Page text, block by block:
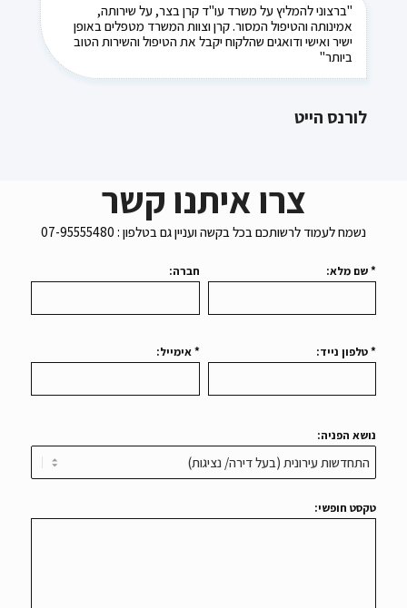
"ברצוני להמליץ על משרד עו"ד קרן בצר, על שירותה,
אמינותה והטיפול המסור. קרן וצוות המשרד מטפלים באופן
ישיר ואישי ודואגים שהלקוח יקבל את הטיפול והשירות הטוב
ביותר"
לורנס הייט
צרו איתנו קשר
נשמח לעמוד לרשותכם בכל בקשה ועניין גם בטלפון : 07-95555480
* שם מלא: חברה:
* טלפון נייד: * אימייל:
נושא הפניה:
טקסט חופשי: